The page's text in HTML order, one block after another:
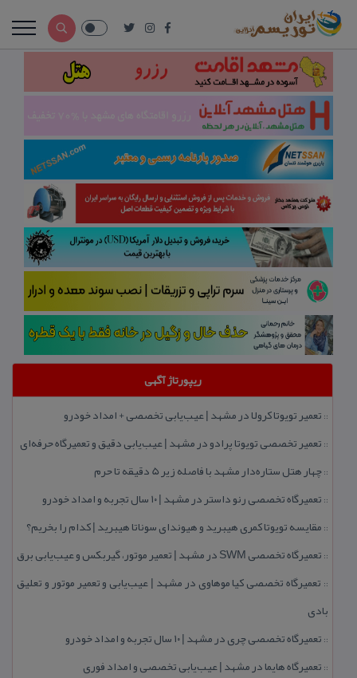
ریپورتاژ آگهی
:: تعمیر تویوتا كرولا در مشهد | عیب‌یابی تخصصی + امداد خودرو
:: تعمیر تخصصی تویوتا پرادو در مشهد | عیب‌یابی دقیق و تعمیرگاه حرفه‌ای
::چهار هتل‌ ستاره‌دار مشهد با فاصله زیر 5 دقیقه تا حرم
:: تعمیرگاه تخصصی رنو داستر در مشهد | ۱۰ سال تجربه و امداد خودرو
:: مقایسه تویوتا كمری هیبرید و هیوندای سوناتا هیبرید | كدام را بخریم؟
:: تعمیرگاه تخصصی SWM در مشهد | تعمیر موتور، گیربكس و عیب‌یابی برق
:: تعمیرگاه تخصصی كیا موهاوی در مشهد | عیب‌یابی و تعمیر موتور و تعلیق
بادی
:: تعمیرگاه تخصصی چری در مشهد | ۱۰ سال تجربه و امداد خودرو
:: تعمیرگاه هایما در مشهد | عیب‌یابی تخصصی و امداد فوری